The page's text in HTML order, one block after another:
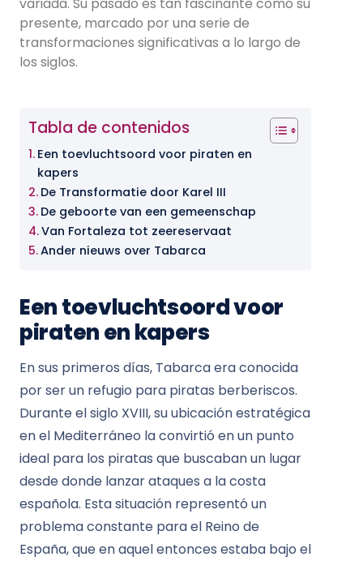
presente, marcado por una serie de
transformaciones significativas a lo largo de
los siglos.
Tabla de contenidos
Een toevluchtsoord voor piraten en
kapers
De Transformatie door Karel III
De geboorte van een gemeenschap
Van Fortaleza tot zeereservaat
Ander nieuws over Tabarca
Een toevluchtsoord voor
piraten en kapers
En sus primeros días, Tabarca era conocida
por ser un refugio para piratas berberiscos.
Durante el siglo XVIII, su ubicación estratégica
en el Mediterráneo la convirtió en un punto
ideal para los piratas que buscaban un lugar
desde donde lanzar ataques a la costa
española. Esta situación representó un
problema constante para el Reino de
España, que en aquel entonces estaba bajo el